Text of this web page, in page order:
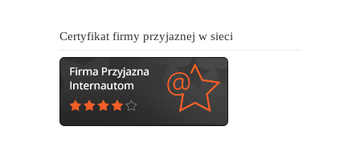
Certyfikat firmy przyjaznej w sieci